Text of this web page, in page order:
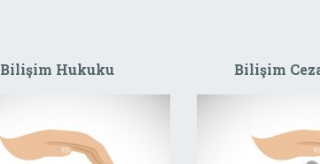
Bilişim Hukuku Bilişim